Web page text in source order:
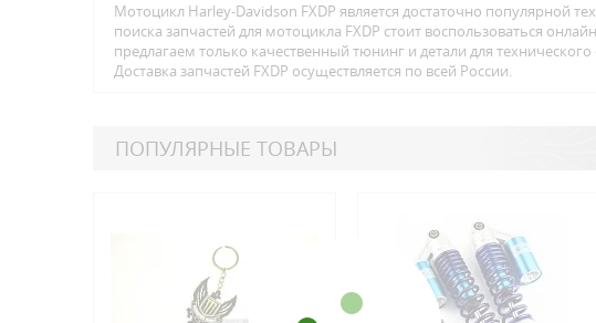
Мотоцикл Harley-Davidson FXDP является достаточно популярной
поиска запчастей для мотоцикла FXDP стоит воспользоваться
предлагаем только качественный тюнинг и детали для
Доставка запчастей FXDP осуществляется по всей Росcии.
ПОПУЛЯРНЫЕ ТОВАРЫ